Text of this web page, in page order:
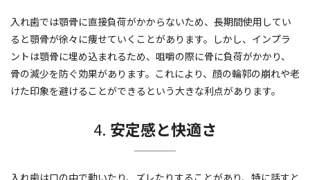
入れ歯では顎骨に直接負荷がかからないため、長期間使用してい
ると顎骨が徐々に痩せていくことがあります。しかし、インプラ
ントは顎骨に埋め込まれるため、咀嚼の際に骨に負荷がかかり、
骨の減少を防ぐ効果があります。これにより、顔の輪郭の崩れや老
けた印象を避けることができるという大きな利点があります。
4. 安定感と快適さ